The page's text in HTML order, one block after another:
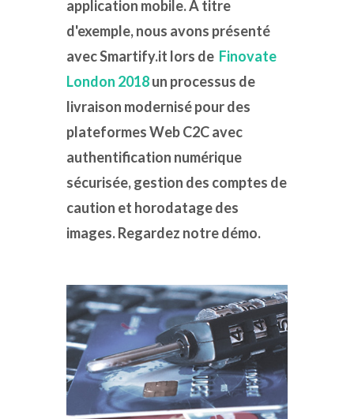
application mobile. À titre
d'exemple, nous avons présenté
avec Smartify.it lors de Finovate
London 2018un processus de
livraison modernisé pour des
plateformes Web C2C avec
authentification numérique
sécurisée, gestion des comptes de
caution et horodatage des
images. Regardez notre démo.